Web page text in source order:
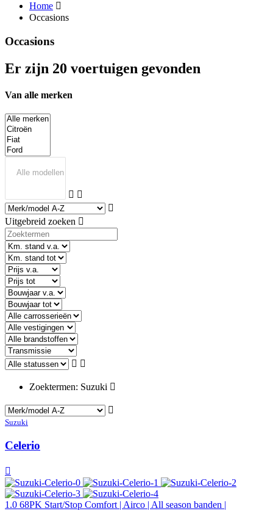
Home
Occasions
Occasions
Er zijn 20 voertuigen gevonden
Van alle merken
Uitgebreid zoeken
Zoektermen: Suzuki
Suzuki
Celerio
1.0 68PK Start/Stop Comfort | Airco | All season banden |